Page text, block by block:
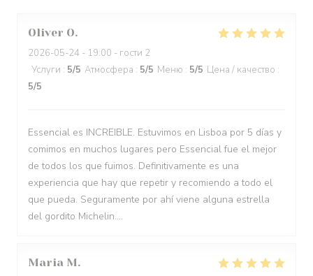
Oliver O
2026-05-24 - 19:00 - гости 2
Услуги : 5/5 Атмосфера : 5/5 Меню : 5/5 Цена / качество :
5/5
Essencial es INCREIBLE. Estuvimos en Lisboa por 5 días y
comimos en muchos lugares pero Essencial fue el mejor
de todos los que fuimos. Definitivamente es una
experiencia que hay que repetir y recomiendo a todo el
que pueda. Seguramente por ahí viene alguna estrella
del gordito Michelin....
Maria M